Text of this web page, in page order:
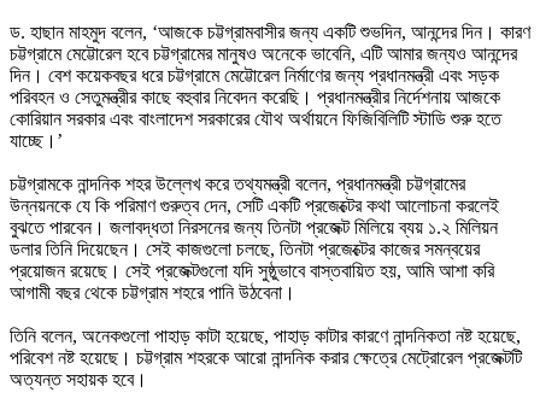
ড. হাছান মাহমুদ বলেন, ‘আজকে চট্টগ্রামবাসীর জন্য একটি শুভদিন, আনন্দের দিন। কারণ
চট্টগ্রামে মেট্টোরেল হবে চট্টগ্রামের মানুষও অনেকে ভাবেনি, এটি আমার জন্যও আনন্দের
দিন। বেশ কয়েকবছর ধরে চট্টগ্রামে মেট্টোরেল নির্মাণের জন্য প্রধানমন্ত্রী এবং সড়ক
পরিবহন ও সেতুমন্ত্রীর কাছে বহুবার নিবেদন করেছি। প্রধানমন্ত্রীর নির্দেশনায় আজকে
কোরিয়ান সরকার এবং বাংলাদেশ সরকারের যৌথ অর্থায়নে ফিজিবিলিটি স্টাডি শুরু হতে
যাচ্ছে।’
চট্টগ্রামকে নান্দনিক শহর উল্লেখ করে তথ্যমন্ত্রী বলেন, প্রধানমন্ত্রী চট্টগ্রামের
উন্নয়নকে যে কি পরিমাণ গুরুত্ব দেন, সেটি একটি প্রজেক্টের কথা আলোচনা করলেই
বুঝতে পারবেন। জলাবদ্ধতা নিরসনের জন্য তিনটা প্রজেক্ট মিলিয়ে ব্যয় ১.২ মিলিয়ন
ডলার তিনি দিয়েছেন। সেই কাজগুলো চলছে, তিনটা প্রজেক্টের কাজের সমন্বয়ের
প্রয়োজন রয়েছে। সেই প্রজেক্টগুলো যদি সুষ্ঠুভাবে বাস্তবায়িত হয়, আমি আশা করি
আগামী বছর থেকে চট্টগ্রাম শহরে পানি উঠবেনা।
তিনি বলেন, অনেকগুলো পাহাড় কাটা হয়েছে, পাহাড় কাটার কারণে নান্দনিকতা নষ্ট হয়েছে,
পরিবেশ নষ্ট হয়েছে। চট্টগ্রাম শহরকে আরো নান্দনিক করার ক্ষেত্রে মেট্রোরেল প্রজেক্টটি
অত্যন্ত সহায়ক হবে।